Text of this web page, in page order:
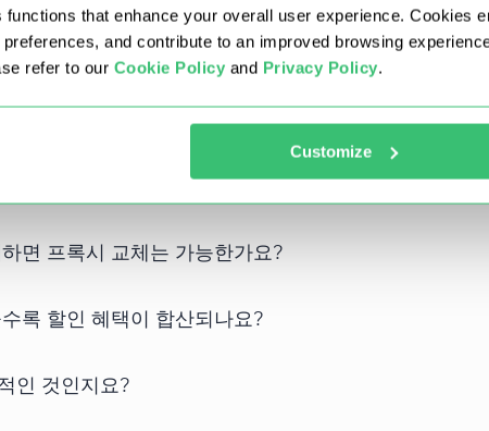
functions that enhance your overall user experience. Cookies
and contribute to an improved browsing
refer to our Cookie Policy and Privacy Policy.
Customize
브넷에서 제공되며, 고객님의 요구에 맞지 않는 경우 언제든
으로 프록시를 선택할 수 있나요?
하나요?
면 프록시 교체는 가능한가요?
록 할인 혜택이 합산되나요?
인 것인지요?